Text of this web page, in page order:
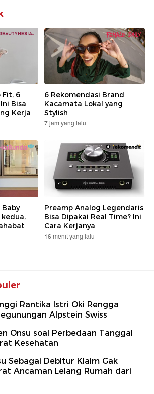
Fit, 6
Bisa
Kerja
6 Rekomendasi Brand
Kacamata Lokal yang
Stylish
7 jam yang lalu
Preamp Analog Legendaris
Bisa Dipakai Real Time? Ini
Cara Kerjanya
16 menit yang lalu
Rantika Istri Oki Rengga
Alpstein Swiss
Onsu soal Perbedaan Tanggal
Kesehatan
Sebagai Debitur Klaim Gak
Ancaman Lelang Rumah dari